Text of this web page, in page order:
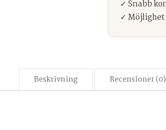
Beskrivning Recensioner (0)